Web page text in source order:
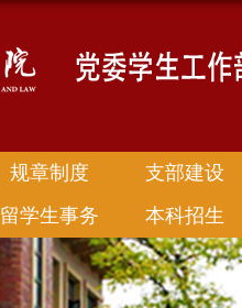
规章制度
支部建设
留学生事务 本科招生